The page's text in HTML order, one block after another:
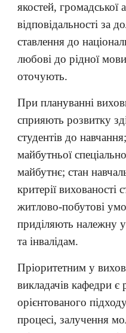
якостей, громадської
відповідальності за
ставлення до
любові до рідної
оточують.
При плануванні
сприяють розвитку
студентів до
майбутньої
майбутнє; стан
критерії вихованості
житлово-побутові
приділяють належну
та інвалідам.
Пріоритетним у
викладачів кафедри є
орієнтованого
процесі, залучення